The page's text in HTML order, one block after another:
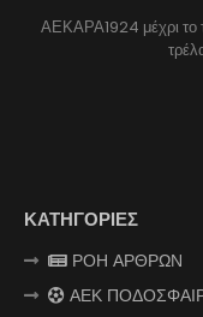
ΑΕΚΑΡΑ1924 μέχρι το
ΚΑΤΗΓΟΡΙΕΣ
ΡΟΗ ΑΡΘΡΩΝ
ΑΕΚ